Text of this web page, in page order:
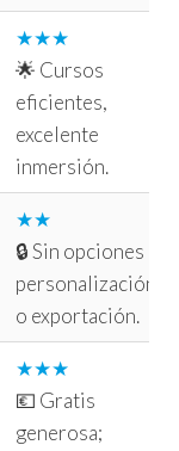
★★★
🌟 Cursos
eficientes,
excelente
inmersión.
★★
🔒 Sin opciones
personalización
o exportación.
★★★
💶 Gratis
generosa;